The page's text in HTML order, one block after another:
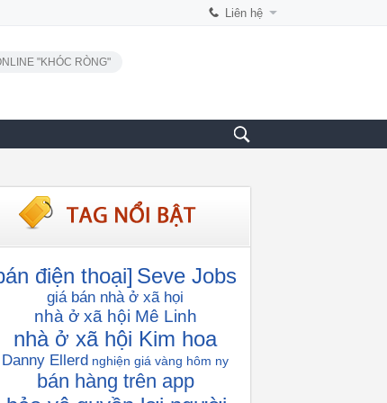
Liên hệ
"KHÓC RÒNG"
điện thoại] Seve Jobs
giá bán nhà ở xã họi
nhà ở xã hội Mê Linh
nhà ở xã hội Kim hoa
Danny Ellerd nghiện giá vàng hôm ny
bán hàng trên app